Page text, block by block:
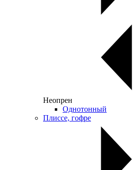
Неопрен
Однотонный
Плиссе, гофре